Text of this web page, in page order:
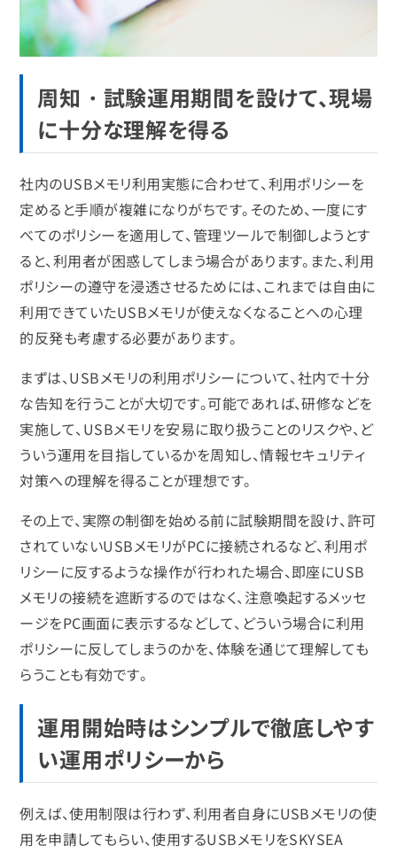
周知・試験運用期間を設けて、現場
に十分な理解を得る
社内のUSBメモリ利用実態に合わせて、利用ポリシーを
定めると手順が複雑になりがちです。そのため、一度にす
べてのポリシーを適用して、管理ツールで制御しようとす
ると、利用者が困惑してしまう場合があります。また、利用
ポリシーの遵守を浸透させるためには、これまでは自由に
利用できていたUSBメモリが使えなくなることへの心理
的反発も考慮する必要があります。
まずは、USBメモリの利用ポリシーについて、社内で十分
な告知を行うことが大切です。可能であれば、研修などを
実施して、USBメモリを安易に取り扱うことのリスクや、ど
ういう運用を目指しているかを周知し、情報セキュリティ
対策への理解を得ることが理想です。
その上で、実際の制御を始める前に試験期間を設け、許可
されていないUSBメモリがPCに接続されるなど、利用ポ
リシーに反するような操作が行われた場合、即座にUSB
メモリの接続を遮断するのではなく、注意喚起するメッセ
ージをPC画面に表示するなどして、どういう場合に利用
ポリシーに反してしまうのかを、体験を通じて理解しても
らうことも有効です。
運用開始時はシンプルで徹底しやす
い運用ポリシーから
例えば、使用制限は行わず、利用者自身にUSBメモリの使
用を申請してもらい、使用するUSBメモリをSKYSEA